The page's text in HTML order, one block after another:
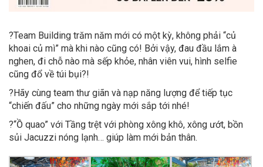
?Team Building trăm năm mới có một kỳ, không phải “củ
khoai củ mì” mà khi nào cũng có! Bởi vậy, đau đầu lắm à
nghen, đi chỗ nào mà sếp khỏe, nhân viên vui, hình selfie
cũng đổ về túi bụi?!
?Hãy cùng team thư giãn và nạp năng lượng để tiếp tục
“chiến đấu” cho những ngày mới sắp tới nhé!
?“Ồ quao” với Tầng trệt với phòng xông khô, xông ướt, bồn
sủi Jacuzzi nóng lạnh… giúp làm mới bản thân.